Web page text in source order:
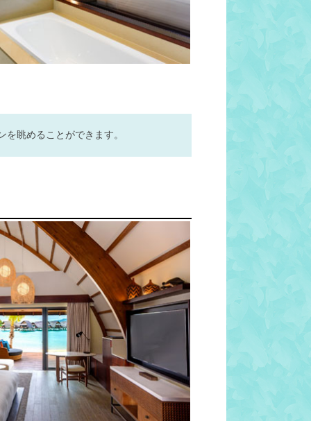
眺めることができます。